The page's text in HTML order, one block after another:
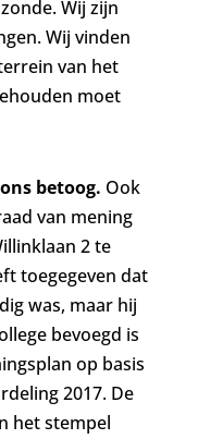
Wij zijn
Wij vinden
van het
moet
betoog. Ook
van mening
2 te
toegegeven dat
was, maar hij
bevoegd is
op basis
2017. De
het stempel